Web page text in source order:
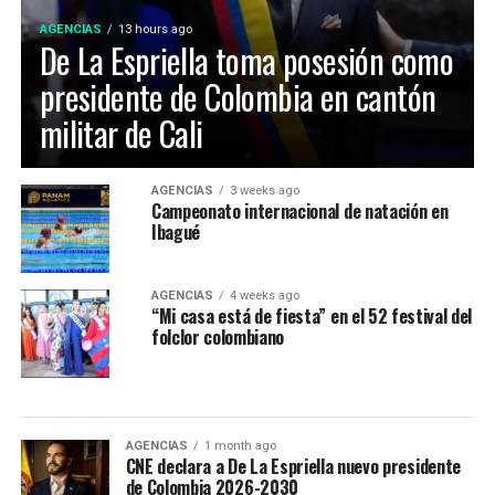
Maria Paula Gonzalez Lozano, representó a Ibagué en el
52 Festival Folclórico Colombiano , fue elejida como
Embajadora Municipal del Folclor, representaba la
comuna 12 de la ciudad y obtuvo el titulo por su
carisma, dominio escenico e interpretación del baile
tradicional.
La Virreina Nacional del Folclor 2026, es Mariangel
Casanare fue elejida en la noche de coronación y
clausura del 52 Festival Del Folclor Colombiano.
AGENCIAS 13 hours ago
De La Espriella toma posesión como
presidente de Colombia en cantón
militar de Cali
AGENCIAS 3 weeks ago
Campeonato internacional de natación en
Ibagué
AGENCIAS 4 weeks ago
“Mi casa está de fiesta” en el 52 festival del
folclor colombiano
AGENCIAS 1 month ago
CNE declara a De La Espriella nuevo presidente
de Colombia 2026-2030